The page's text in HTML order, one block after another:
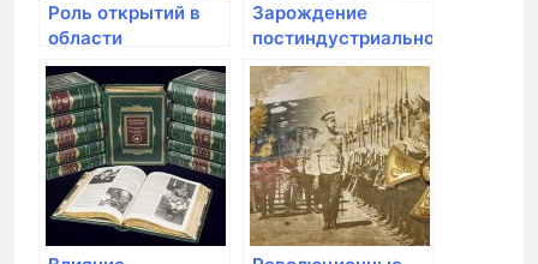
Роль открытий в
области
архитектуры и
градостроительства
Зарождение
постиндустриальной
эпохи